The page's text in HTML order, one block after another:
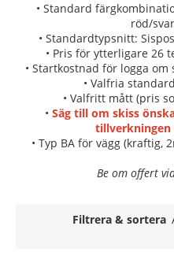
• Standard
röd/
• Standardtypsnitt:
• Pris för ytterligare 26
• Startkostnad för logga
• Valfria
• Valfritt mått (pris
• Säg till om skiss
tillverkningen
• Typ BA för vägg (kraftig,
Be om offert
Filtrera & sortera